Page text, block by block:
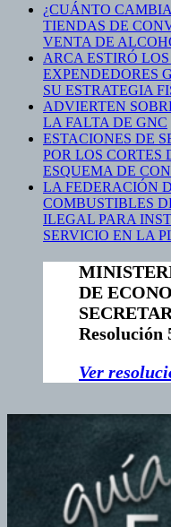
¿CUÁNTO
TIENDAS DE
VENTA DE
ARCA ESTIRÓ
EXPENDEDORES
SU ESTRATEGIA
ADVIERTEN
LA FALTA DE GNC
ESTACIONES DE
POR LOS CORTES
ESQUEMA DE
LA FEDERACIÓN
COMBUSTIBLES
ILEGAL PARA
SERVICIO EN LA
DE
Resolución
Ver